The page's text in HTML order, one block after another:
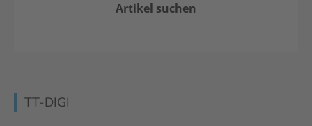
Artikel suchen
TT-DIGI